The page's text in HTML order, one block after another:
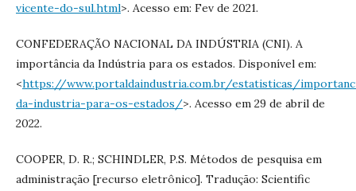
vicente-do-sul.html>. Acesso em: Fev de 2021.
CONFEDERAÇÃO NACIONAL DA INDÚSTRIA (CNI). A
importância da Indústria para os estados. Disponível em:
<https://www.portaldaindustria.com.br/estatisticas/
da-industria-para-os-estados/>. Acesso em 29 de abril de
2022.
COOPER, D. R.; SCHINDLER, P.S. Métodos de pesquisa em
administração [recurso eletrônico]. Tradução: Scientific